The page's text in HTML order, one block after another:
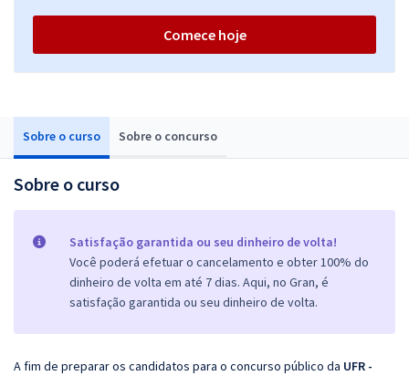
Sobre o curso Sobre o concurso
Sobre o curso
Satisfação garantida ou seu dinheiro de volta!
Você poderá efetuar o cancelamento e obter 100% do
dinheiro de volta em até 7 dias. Aqui, no Gran, é
satisfação garantida ou seu dinheiro de volta.
A fim de preparar os candidatos para o concurso público da UFR -
Comece hoje